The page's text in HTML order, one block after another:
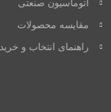
اتوماسیون صنعتی
مقایسه محصولات
راهنمای انتخاب و خرید